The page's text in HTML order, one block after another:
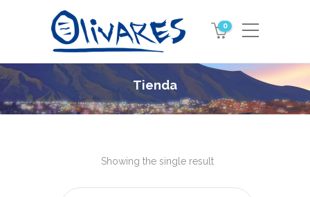
0
Tienda
Showing the single result